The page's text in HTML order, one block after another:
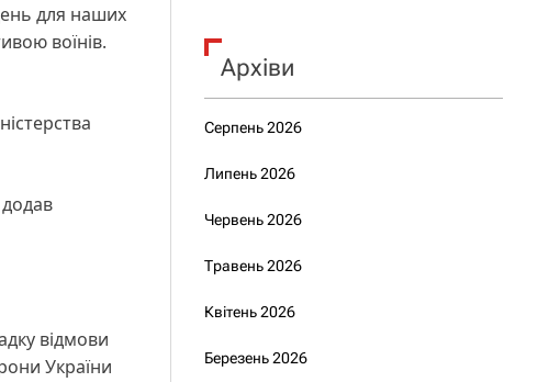
для наших
воїнів.
відмови
України
Архіви
Серпень 2026
Липень 2026
Червень 2026
Травень 2026
Квітень 2026
Березень 2026